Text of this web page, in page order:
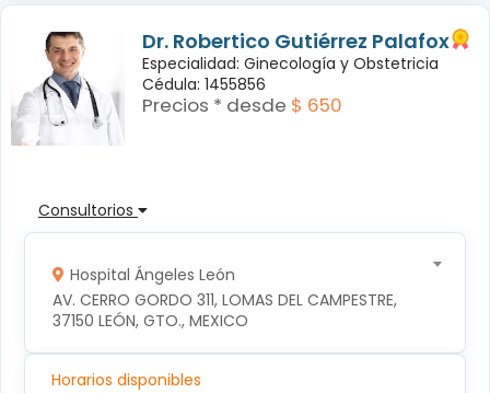
Dr. Robertico Gutiérrez Palafox
Especialidad: Ginecología y Obstetricia
Cédula: 1455856
Precios * desde $ 650
Consultorios
Hospital Ángeles León
AV. CERRO GORDO 311, LOMAS DEL CAMPESTRE,
37150 LEÓN, GTO., MEXICO
Horarios disponibles